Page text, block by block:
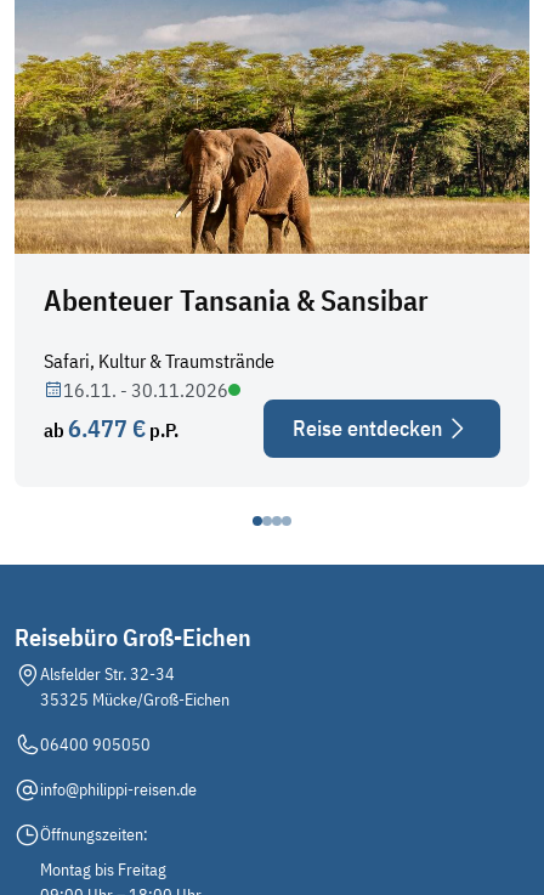
Abenteuer Tansania & Sansibar
Safari, Kultur & Traumstrände
16.11. - 30.11.2026
ab 6.477 € p.P. Reise entdecken
Reisebüro Groß-Eichen
Alsfelder Str. 32-34
35325 Mücke/Groß-Eichen
06400 905050
info@philippi-reisen.de
Öffnungszeiten:
Montag bis Freitag